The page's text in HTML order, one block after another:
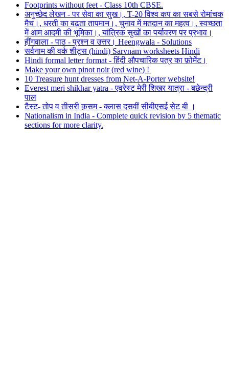
Footprints without feet - Class 10th CBSE.
अनुच्छेद लेखन - पर सेवा का सुख।, T-20 विश्व कप का सबसे रोमांचक
मैच।, धरती का बढ़ता तापमान।, चुनाव में मतदान का महत्व।, स्वच्छता
में आम आदमी की भूमिका।, यांत्रिक सुखों का पर्यावरण पर प्रभाव।
हींगवाला - पाठ - प्रश्न व उत्तर। Heengwala - Solutions
सर्वनाम की वर्क शीट्स (hindi) Sarvnam worksheets Hindi
Hindi formal letter format - हिंदी औपचारिक पत्र का फ़ोर्मेट।
Make your own pinot noir (red wine) !
10 Treasure hunt dresses from Net-A-Porter website!
Everest meri shikhar yatra - एवरेस्ट मेरी शिखर यात्रा - बछेन्द्री
पाल
टैस्ट- तोप व तीसरी क़सम - क्लास दसवीं सीबीएसई सेट बी ।
Nationalism in India - Complete quick revision by 5 thematic
sections for more clarity.